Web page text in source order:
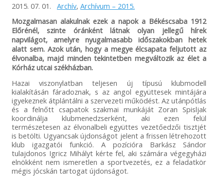
2015. 07. 01. Archív, Archívum – 2015.
Mozgalmasan alakulnak ezek a napok a Békéscsaba 1912
Előrénél, szinte óránként látnak olyan jellegű hírek
napvilágot, amelyre nyugalmasabb időszakokban hetek
alatt sem. Azok után, hogy a megye élcsapata feljutott az
élvonalba, majd minden tekintetben megváltozik az élet a
Kórház utcai székházban.
Hazai viszonylatban teljesen új típusú klubmodell
kialakításán fáradoznak, s az angol együttesek mintájára
igyekeznek átplántálni a szervezeti működést. Az utánpótlás
és a felnőtt csapatok szakmai munkáját Zoran Spisljak
koordinálja klubmenedzserként, aki ezen felül
természetesen az élvonalbeli együttes vezetőedzői tisztjét
is betölti. Ugyancsak újdonságot jelent a frissen létrehozott
klub igazgatói funkció. A pozícióra Barkász Sándor
tulajdonos Igricz Mihályt kérte fel, aki számára végegyházi
elnökként nem ismeretlen a sportvezetés, ez a feladatkör
mégis jócskán tartogat újdonságot.